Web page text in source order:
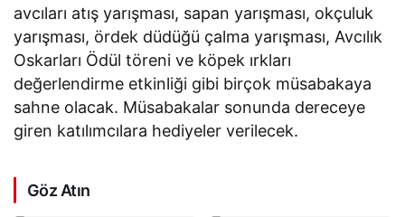
avcıları atış yarışması, sapan yarışması, okçuluk
yarışması, ördek düdüğü çalma yarışması, Avcılık
Oskarları Ödül töreni ve köpek ırkları
değerlendirme etkinliği gibi birçok müsabakaya
sahne olacak. Müsabakalar sonunda dereceye
giren katılımcılara hediyeler verilecek.
Göz Atın